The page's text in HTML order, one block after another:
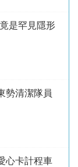
是罕見隱形
勢清潔隊員
心卡計程車